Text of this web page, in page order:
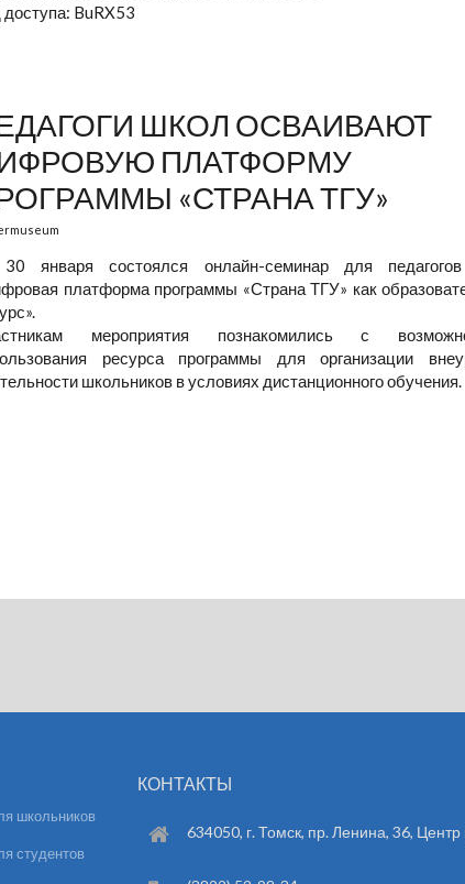
доступа: BuRX53
ШКОЛ ОСВАИВАЮТ
ПЛАТФОРМУ
«СТРАНА ТГУ»
30 января состоялся онлайн-семинар для
платформа программы «Страна ТГУ» как
мероприятия познакомились с
ресурса программы для организации
школьников в условиях дистанционного обучения.
школьников
студентов
КОНТАКТЫ
634050, г. Томск, пр. Ленина, 36, Центр